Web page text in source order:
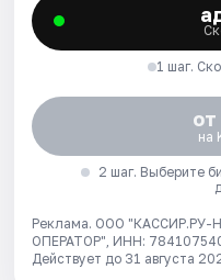
1 шаг.
на
2 шаг. Выберите
Реклама. ООО
ОПЕРАТОР", ИНН:
Действует до 31 августа